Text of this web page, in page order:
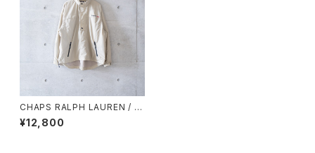
CHAPS RALPH LAUREN / N
YLON JACKET (used)
¥12,800